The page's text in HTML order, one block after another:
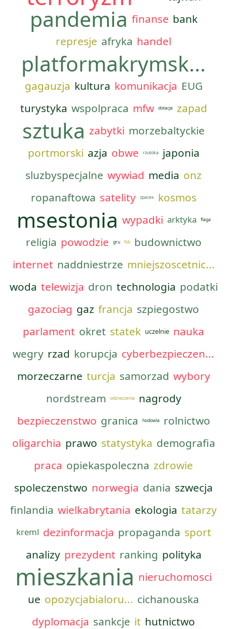
pandemia finanse bank
represje afryka handel
platformakrymsk...
gagauzja kultura komunikacja EUG
turystyka wspolpraca mfw dotacje zapad
sztuka zabytki morzebaltyckie
portmorski azja obwe rzutoka
japonia
sluzbyspecjalne wywiad media onz
ropanaftowa satelity spacex kosmos
msestonia wypadki arktyka flaga
religia powodzie gru fsb
budownictwo
internet naddniestrze mniejszoscetnic...
woda telewizja dron technologia podatki
gazociag gaz francja szpiegostwo
parlament okret statek uczelnie nauka
wegry rzad korupcja cyberbezpieczen...
morzeczarne turcja samorzad wybory
nordstream
odznaczenia
nagrody
bezpieczenstwo granica hodowla
rolnictwo
oligarchia prawo statystyka demografia
praca opiekaspoleczna zdrowie
spoleczenstwo norwegia dania szwecja
finlandia wielkabrytania ekologia tatarzy
kreml dezinformacja propaganda sport
analizy prezydent ranking polityka
mieszkania nieruchomosci
ue opozycjabialoru... cichanouska
dyplomacja sankcje it hutnictwo